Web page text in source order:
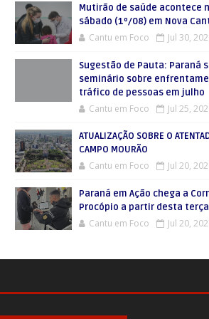
Mutirão de saúde acontece
sábado (1º/08) em Nova
Cantu em Foco Jul 30,
Sugestão de Pauta: Paraná
seminário sobre
tráfico de pessoas em julho
Cantu em Foco Jul 25,
ATUALIZAÇÃO SOBRE O
CAMPO MOURÃO
Cantu em Foco Jul 20,
Paraná em Ação chega a
Procópio a partir desta
Cantu em Foco Jul 20,